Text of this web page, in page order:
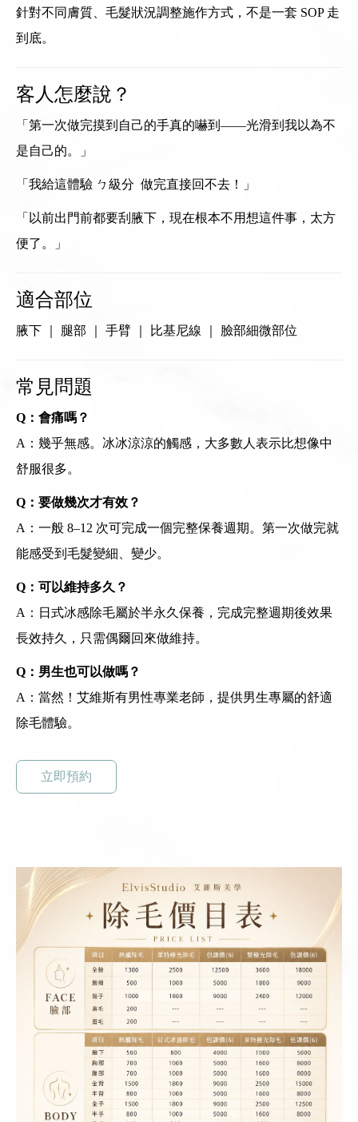
針對不同膚質、毛髮狀況調整施作方式，不是一套 SOP 走
到底。
客人怎麼說？
「第一次做完摸到自己的手真的嚇到——光滑到我以為不
是自己的。」
「我給這體驗 ㄅ級分 做完直接回不去！」
「以前出門前都要刮腋下，現在根本不用想這件事，太方
便了。」
適合部位
腋下 ｜ 腿部 ｜ 手臂 ｜ 比基尼線 ｜ 臉部細微部位
常見問題
Q：會痛嗎？
A：幾乎無感。冰冰涼涼的觸感，大多數人表示比想像中
舒服很多。
Q：要做幾次才有效？
A：一般 8–12 次可完成一個完整保養週期。第一次做完就
能感受到毛髮變細、變少。
Q：可以維持多久？
A：日式冰感除毛屬於半永久保養，完成完整週期後效果
長效持久，只需偶爾回來做維持。
Q：男生也可以做嗎？
A：當然！艾維斯有男性專業老師，提供男生專屬的舒適
除毛體驗。
立即預約